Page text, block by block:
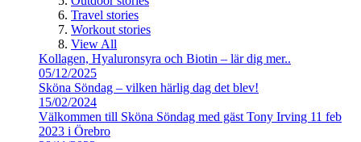
Travel stories
Workout stories
View All
Kollagen, Hyaluronsyra och Biotin – lär dig mer..
05/12/2025
Sköna Söndag – vilken härlig dag det blev!
15/02/2024
Välkommen till Sköna Söndag med gäst Tony Irving 11 feb
2023 i Örebro